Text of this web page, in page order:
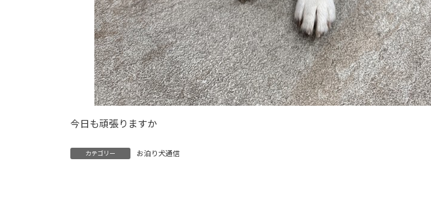
今日も頑張りますか
カテゴリー お泊り犬通信